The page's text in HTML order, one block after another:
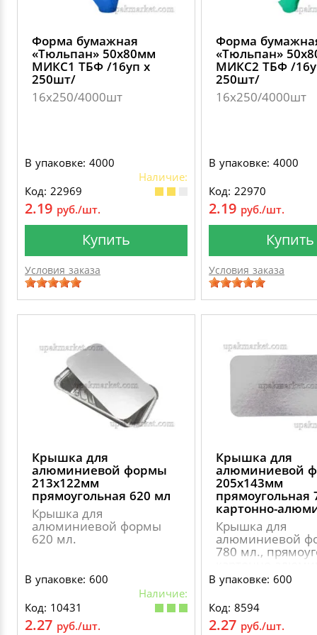
Форма бумажная
«Тюльпан» 50х80мм
МИКС1 ТБФ /16уп х
250шт/
16х250/4000шт
В упаковке: 4000
Наличие:
Код: 22969
2.19 руб./шт.
Купить
Условия заказа
Форма
«Тюльпан»
МИКС2 ТБФ /
250шт/
16х250/4000шт
В упаковке: 4000
Код: 22970
2.19 руб./шт.
Купить
Условия заказа
Крышка для
алюминиевой формы
213х122мм
прямоугольная 620 мл
Крышка для
алюминиевой формы
620 мл.
В упаковке: 600
Наличие:
Код: 10431
2.27 руб./шт.
Крышка для
алюминиевой
205х143мм
прямоугольная
картонно-
Крышка для
алюминиевой
780 мл.,
картонно-
В упаковке: 600
Код: 8594
2.27 руб./шт.